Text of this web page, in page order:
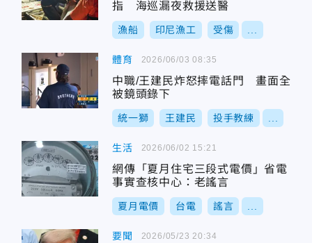
指 海巡漏夜救援送醫
漁船 印尼漁工 受傷
體育
中職/王建民炸怒摔電話門 畫面全
被鏡頭錄下
統一獅 王建民 投手教練
2026/06/03 08:35
生活
網傳「夏月住宅三段式電價」省電
事實查核中心：老謠言
夏月電價 台電 謠言
2026/06/02 15:21
要聞 2026/05/23 20:34